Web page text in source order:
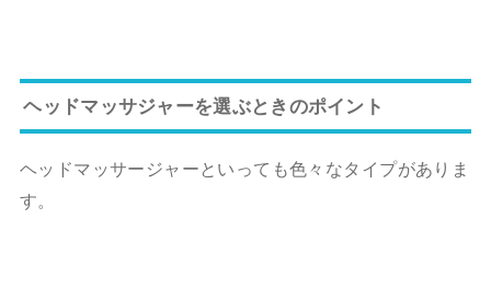
ヘッドマッサジャーを選ぶときのポイント
ヘッドマッサージャーといっても色々なタイプがありま
す。